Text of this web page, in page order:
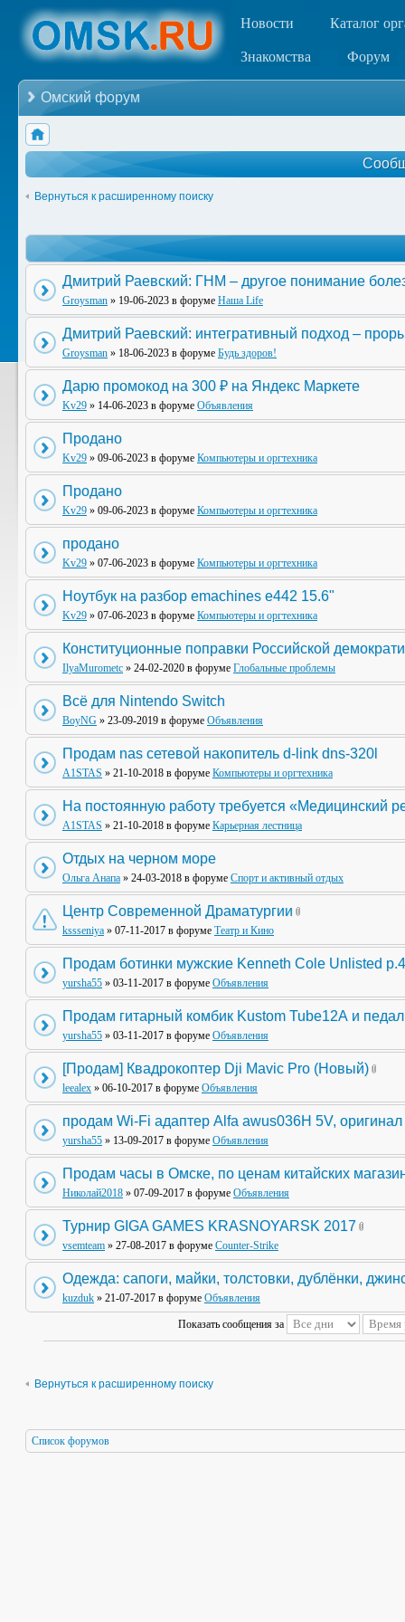
Новости Каталог
Знакомства Форум
Омский форум
Вернуться к расширенному поиску
Дмитрий Раевский: ГНМ – другое понимание
Groysman » 19-06-2023 в форуме Наша Life
Дмитрий Раевский: интегративный подход –
Groysman » 18-06-2023 в форуме Будь здоров!
Дарю промокод на 300 ₽ на Яндекс Маркете
Kv29 » 14-06-2023 в форуме Объявления
Продано
Kv29 » 09-06-2023 в форуме Компьютеры и оргтехника
Продано
Kv29 » 09-06-2023 в форуме Компьютеры и оргтехника
продано
Kv29 » 07-06-2023 в форуме Компьютеры и оргтехника
Ноутбук на разбор emachines e442 15.6"
Kv29 » 07-06-2023 в форуме Компьютеры и оргтехника
Конституционные поправки Российской
IlyaMurometc » 24-02-2020 в форуме Глобальные проблемы
Всё для Nintendo Switch
BoyNG » 23-09-2019 в форуме Объявления
Продам nas сетевой накопитель d-link dns-320l
A1STAS » 21-10-2018 в форуме Компьютеры и оргтехника
На постоянную работу требуется «Медицинский
A1STAS » 21-10-2018 в форуме Карьерная лестница
Отдых на черном море
Ольга Анапа » 24-03-2018 в форуме Спорт и активный отдых
Центр Современной Драматургии
kssseniya » 07-11-2017 в форуме Театр и Кино
Продам ботинки мужские Kenneth Cole Unlisted
yursha55 » 03-11-2017 в форуме Объявления
Продам гитарный комбик Kustom Tube12А и
yursha55 » 03-11-2017 в форуме Объявления
[Продам] Квадрокоптер Dji Mavic Pro (Новый)
leealex » 06-10-2017 в форуме Объявления
продам Wi-Fi адаптер Alfa awus036H 5V, оригинал
yursha55 » 13-09-2017 в форуме Объявления
Продам часы в Омске, по ценам китайских
Николай2018 » 07-09-2017 в форуме Объявления
Турнир GIGA GAMES KRASNOYARSK 2017
vsemteam » 27-08-2017 в форуме Counter-Strike
Одежда: сапоги, майки, толстовки, дублёнки,
kuzduk » 21-07-2017 в форуме Объявления
Показать сообщения за
Вернуться к расширенному поиску
Список форумов